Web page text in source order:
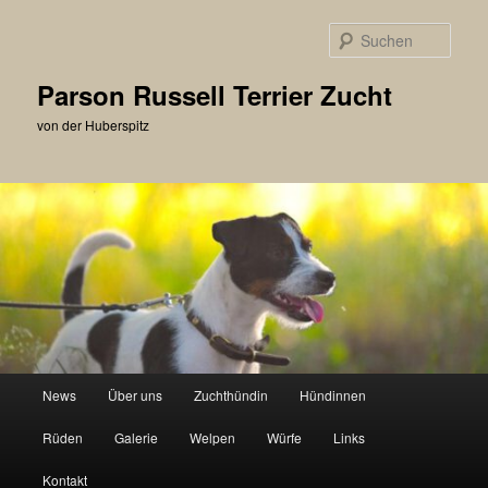
Parson Russell Terrier Zucht
von der Huberspitz
News Über uns Zuchthündin Hündinnen
Rüden Galerie Welpen Würfe Links
Kontakt